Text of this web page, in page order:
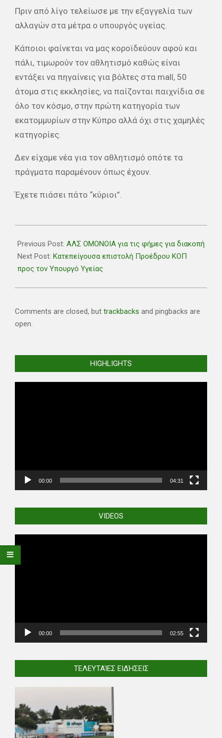
Πριν από λίγο τελείωσε με την εξαγγελία των
αλλαγών στα μέτρα ο υπουργός υγείας.
Κάποιοι φαίνεται να μας κοροϊδεύουν αφού και
πάλι, τιμωρούν τον αθλητισμό καθώς είναι
εντάξει να πηγαίνεις για βόλτες στα mall, 50
άτομα στις εκκλησίες, να παίζονται παιχνίδια σε
όλο τον κόσμο, στην πρώτη κατηγορία των
εκατομμυρίων στην Κύπρο αλλά όχι στις χαμηλές
κατηγορίες.
Δεν είχαμε νέα για τον αθλητισμό οπότε τα
πράγματα παραμένουν όπως έχουν.
Έχετε πιάσει πάτο “κύριοι”.
01-
27
Previous Post: ΑΛΣ ΟΜΟΝΟΙΑ για τις φήμες για διακοπή
Next Post: Κατεπείγουσα επιστολή Προέδρου ΚΟΠ
προς τον Υπουργό Υγείας
Comments are closed, but trackbacks and pingbacks are
open.
HIGHLIGHTS
00:00 04:31
VIDEOS
00:00 02:55
ΤΕΛΕΥΤΑΊΕΣ ΕΙΔΉΣΕΙΣ